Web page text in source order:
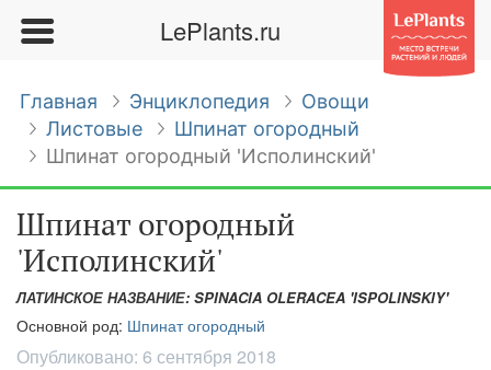
LePlants.ru
Главная Энциклопедия
Овощи
Листовые
Шпинат огородный
Шпинат огородный 'Исполинский'
Шпинат огородный
'Исполинский'
ЛАТИНСКОЕ НАЗВАНИЕ: SPINACIA OLERACEA 'ISPOLINSKIY'
Основной род: Шпинат огородный
Опубликовано: 6 сентября 2018